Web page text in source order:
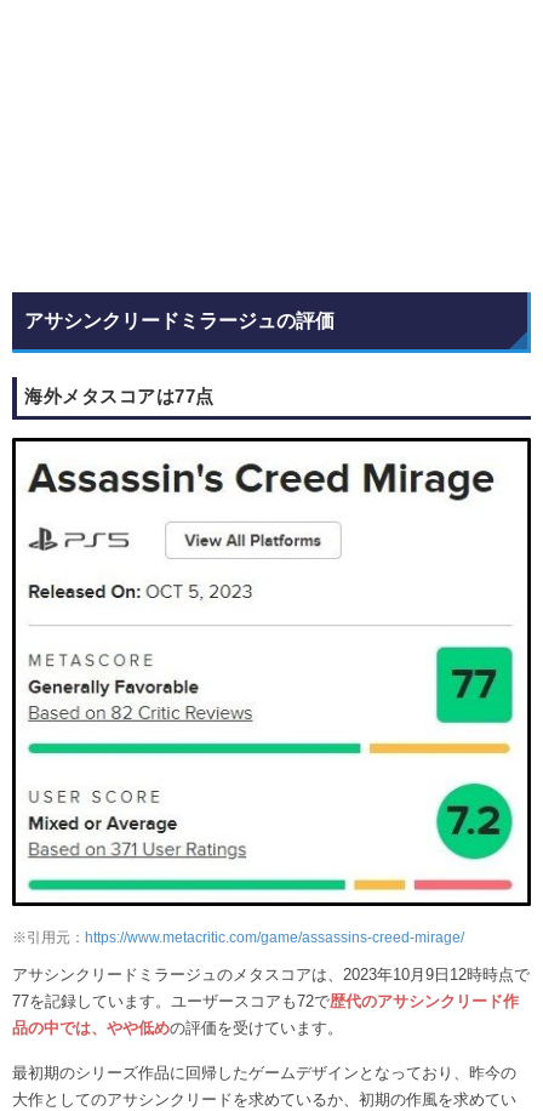
アサシンクリードミラージュの評価
海外メタスコアは77点
※引用元： https://www.metacritic.com/game/assassins-creed-mirage/
アサシンクリードミラージュのメタスコアは、2023年10月9日12時時点で
77を記録しています。ユーザースコアも72で歴代のアサシンクリード作
品の中では、やや低めの評価を受けています。
最初期のシリーズ作品に回帰したゲームデザインとなっており、昨今の
大作としてのアサシンクリードを求めているか、初期の作風を求めてい